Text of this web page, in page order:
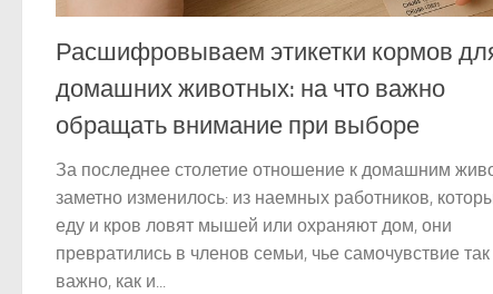
Расшифровываем этикетки кормов
домашних животных: на что важно
обращать внимание при выборе
За последнее столетие отношение к домашним
заметно изменилось: из наемных работников,
еду и кров ловят мышей или охраняют дом, они
превратились в членов семьи, чье самочувствие
важно, как и...